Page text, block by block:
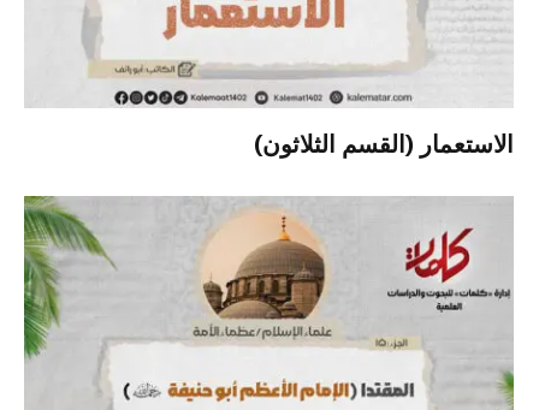
الاستعمار (القسم الثلاثون)